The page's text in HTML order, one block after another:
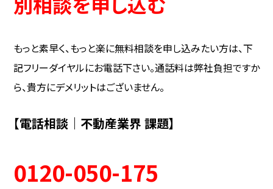
もっと素早く、もっと楽に無料相談を申し込みたい方は、下
記フリーダイヤルにお電話下さい。通話料は弊社負担ですか
ら、貴方にデメリットはございません。
【電話相談｜不動産業界 課題】
0120-050-175